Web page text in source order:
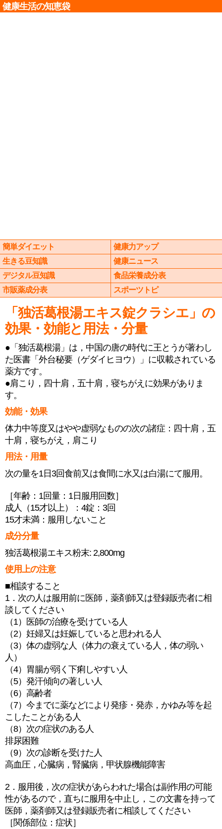
健康生活の知恵袋
簡単ダイエット
健康力アップ
生きる豆知識
健康ニュース
デジタル豆知識
食品栄養成分表
市販薬成分表
スポーツトピ
「独活葛根湯エキス錠クラシエ」の
効果・効能と用法・分量
●「独活葛根湯」は，中国の唐の時代に王とうが著わし
た医書「外台秘要（ゲダイヒヨウ）」に収載されている
薬方です。
●肩こり，四十肩，五十肩，寝ちがえに効果がありま
す。
効能・効果
体力中等度又はやや虚弱なものの次の諸症：四十肩，五
十肩，寝ちがえ，肩こり
用法・用量
次の量を1日3回食前又は食間に水又は白湯にて服用。
［年齢：1回量：1日服用回数］
成人（15才以上）：4錠：3回
15才未満：服用しないこと
成分分量
独活葛根湯エキス粉末: 2,800mg
使用上の注意
■相談すること
1．次の人は服用前に医師，薬剤師又は登録販売者に相
談してください
（1）医師の治療を受けている人
（2）妊婦又は妊娠していると思われる人
（3）体の虚弱な人（体力の衰えている人，体の弱い
人）
（4）胃腸が弱く下痢しやすい人
（5）発汗傾向の著しい人
（6）高齢者
（7）今までに薬などにより発疹・発赤，かゆみ等を起
こしたことがある人
（8）次の症状のある人
排尿困難
（9）次の診断を受けた人
高血圧，心臓病，腎臓病，甲状腺機能障害
2．服用後，次の症状があらわれた場合は副作用の可能
性があるので，直ちに服用を中止し，この文書を持って
医師，薬剤師又は登録販売者に相談してください
［関係部位：症状］